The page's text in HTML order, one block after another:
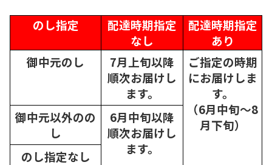
のし指定
配達時期指定
なし
配達時期指定
あり
御中元のし
7月上旬以降
順次お届けし
ます。
ご指定の時期
にお届けしま
す。
（6月中旬～8
月下旬）
御中元以外のの
し
6月中旬以降
順次お届けし
ます。
のし指定なし